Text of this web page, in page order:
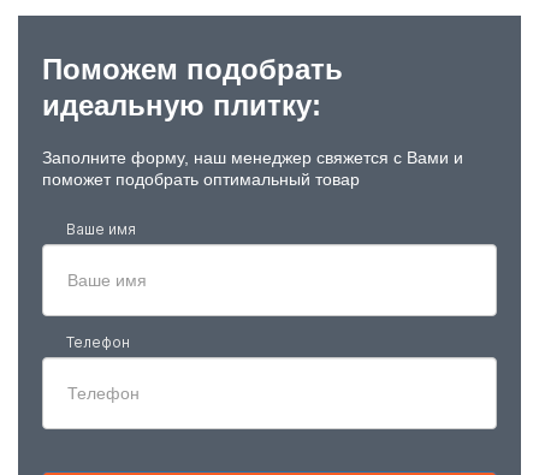
Поможем подобрать
идеальную плитку:
Заполните форму, наш менеджер свяжется с Вами и
поможет подобрать оптимальный товар
Ваше имя
Телефон